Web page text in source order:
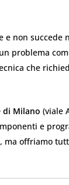
non succede
problema
che
di Milano (viale
e
, ma offriamo